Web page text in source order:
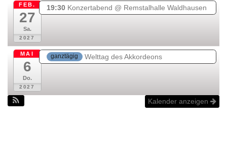
FEB.
27
Sa.
2027
19:30 Konzertabend @ Remstalhalle Waldhausen
MAI
6
Do.
2027
ganztägig Welttag des Akkordeons
Kalender anzeigen